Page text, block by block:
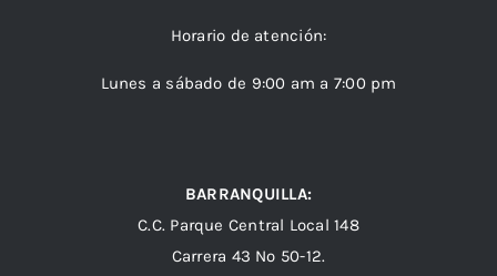
Horario de atención:
Lunes a sábado de 9:00 am a 7:00 pm
BARRANQUILLA:
C.C. Parque Central Local 148
Carrera 43 Nº 50-12.